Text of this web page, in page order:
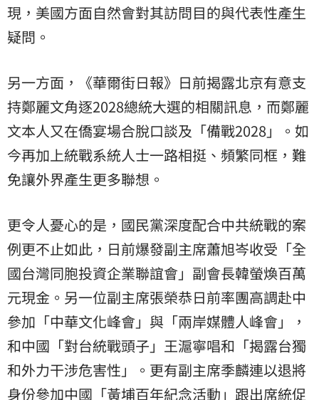
現，美國方面自然會對其訪問目的與代表性產生
疑問。
另一方面，《華爾街日報》日前揭露北京有意支
持鄭麗文角逐2028總統大選的相關訊息，而鄭麗
文本人又在僑宴場合脫口談及「備戰2028」。如
今再加上統戰系統人士一路相挺、頻繁同框，難
免讓外界產生更多聯想。
更令人憂心的是，國民黨深度配合中共統戰的案
例更不止如此，日前爆發副主席蕭旭岑收受「全
國台灣同胞投資企業聯誼會」副會長韓螢煥百萬
元現金。另一位副主席張榮恭日前率團高調赴中
參加「中華文化峰會」與「兩岸媒體人峰會」，
和中國「對台統戰頭子」王滬寧唱和「揭露台獨
和外力干涉危害性」。更有副主席季麟連以退將
身份參加中國「黃埔百年紀念活動」跟出席統促